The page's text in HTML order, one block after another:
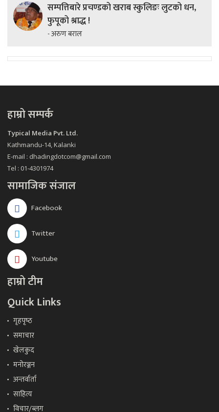
सम्पत्तिबारे प्रचण्डको खराब स्कुलिङः लुटको धन,
फुपूको श्राद्ध !
- अरुण बराल
हाम्रो सम्पर्क
Typical Media Pvt. Ltd.
Kathmandu-14, Kalanki
E-mail : dhadingdotcom@gmail.com
Tel : 01-4301974
सामाजिक संजाल
Facebook
Twitter
Youtube
हाम्रो टीम
Quick Links
गृहपृष्‍ठ
समाचार
खेलकुद
मनोरञ्जन
अन्तर्वार्ता
साहित्य
विचार/ब्लग